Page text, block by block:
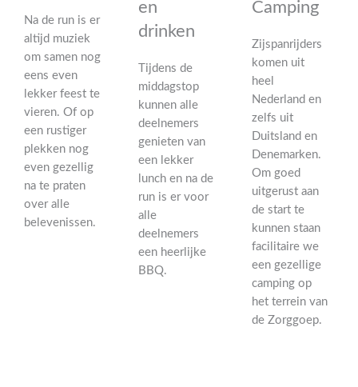
Na de run is er
altijd muziek
om samen nog
eens even
lekker feest te
vieren. Of op
een rustiger
plekken nog
even gezellig
na te praten
over alle
belevenissen.
en
drinken
Tijdens de
middagstop
kunnen alle
deelnemers
genieten van
een lekker
lunch en na de
run is er voor
alle
deelnemers
een heerlijke
BBQ.
Camping
Zijspanrijders
komen uit
heel
Nederland en
zelfs uit
Duitsland en
Denemarken.
Om goed
uitgerust aan
de start te
kunnen staan
facilitaire we
een gezellige
camping op
het terrein van
de Zorggoep.